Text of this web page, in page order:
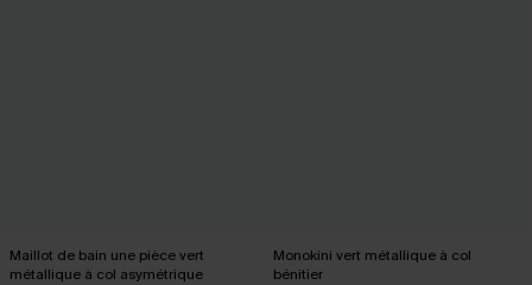
Maillot de bain une pièce vert
métallique à col asymétrique
Monokini vert métallique à col
bénitier